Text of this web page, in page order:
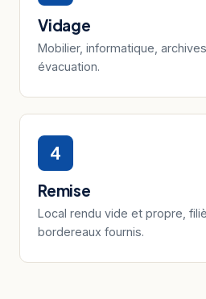
Vidage
Mobilier, informatique,
évacuation.
4
Remise
Local rendu vide et propre,
bordereaux fournis.